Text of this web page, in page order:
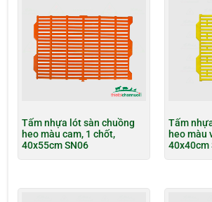
Tấm nhựa lót sàn chuồng
heo màu cam, 1 chốt,
40x55cm SN06
Tấm
heo màu
40x40cm